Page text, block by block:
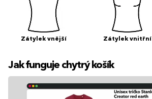
Zátylek vnější Zátylek vnitřní
Jak funguje chytrý košík